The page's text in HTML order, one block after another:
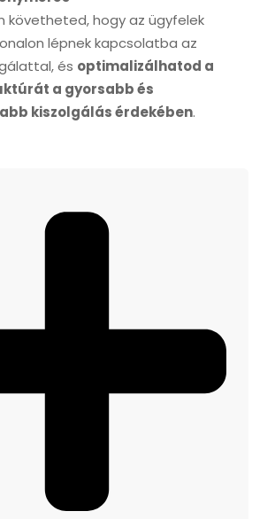
követheted, hogy az ügyfelek
lépnek kapcsolatba az
és optimalizálhatod a
a gyorsabb és
kiszolgálás érdekében.